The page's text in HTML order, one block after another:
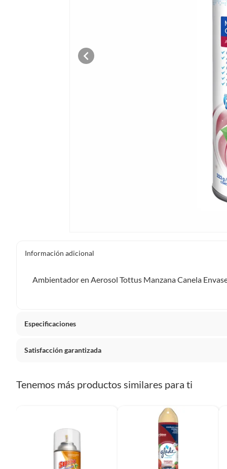
Información adicional
Ambientador en Aerosol Tottus Manzana Canela
Especificaciones
Satisfacción garantizada
Sin embargo, tenemos categorías que cuentan con plazos
Falabella, Tottus y otros
48 horas: cemento, mezclas de hormigón, morteros, yeso y
7 días: colchones y productos de combustión.
Productos vendidos por tienen:
Tenemos más productos similares para ti